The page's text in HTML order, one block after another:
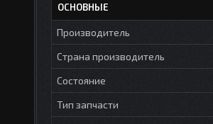
ОСНОВНЫЕ
Производитель
Страна производитель
Состояние
Тип запчасти